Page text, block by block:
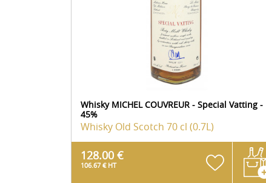
Whisky MICHEL COUVREUR - Special Vatting -
45%
Whisky Old Scotch 70 cl (0.7L)
128.00 €
106.67 € HT